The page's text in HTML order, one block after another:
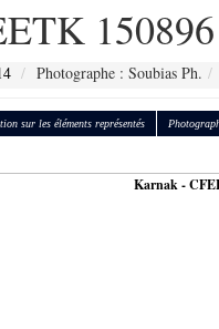
150896
Photographe : Soubias Ph.
sur les éléments représentés